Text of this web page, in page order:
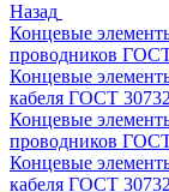
Назад
Концевые
проводников
Концевые
кабеля ГОСТ
Концевые
проводников
Концевые
кабеля ГОСТ